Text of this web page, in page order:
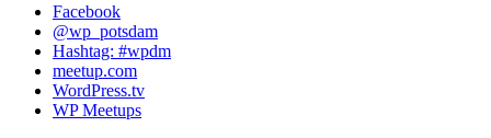
Facebook
@wp_potsdam
Hashtag: #wpdm
meetup.com
WordPress.tv
WP Meetups